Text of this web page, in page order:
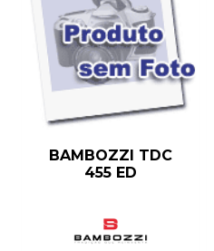
BAMBOZZI TDC
455 ED